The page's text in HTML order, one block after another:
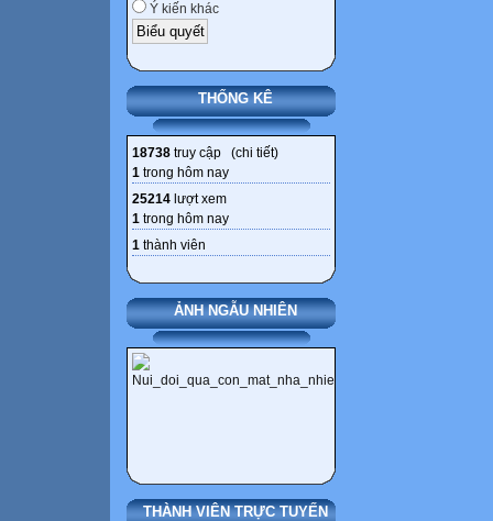
Ý kiến khác
THỐNG KÊ
18738 truy cập (chi tiết)
1 trong hôm nay
25214 lượt xem
1 trong hôm nay
1 thành viên
ẢNH NGẪU NHIÊN
THÀNH VIÊN TRỰC TUYẾN